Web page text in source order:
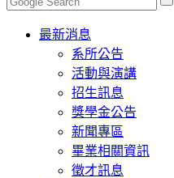
Toggle
navigation
最新消息
系所公告
活動與演講
招生訊息
獎學金公告
新聞專區
畢業相關資訊
徵才訊息